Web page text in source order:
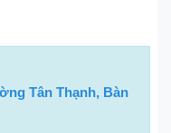
Tân Thạnh, Bàn